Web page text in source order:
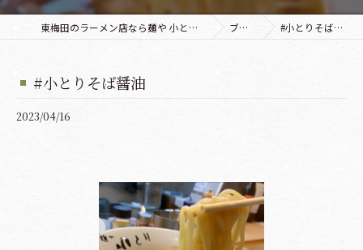
東梅田のラーメン店なら麺や 小とり 本店 ブログ #小とりそば醤油
#小とりそば醤油
2023/04/16